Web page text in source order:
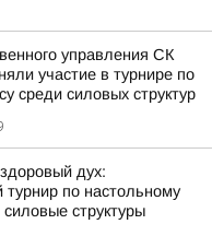
управления СК
участие в турнире по
среди силовых структур
дух:
по настольному
структуры